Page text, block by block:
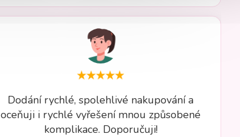
Dodání rychlé, spolehlivé nakupování a
oceňuji i rychlé vyřešení mnou způsobené
komplikace. Doporučuji!